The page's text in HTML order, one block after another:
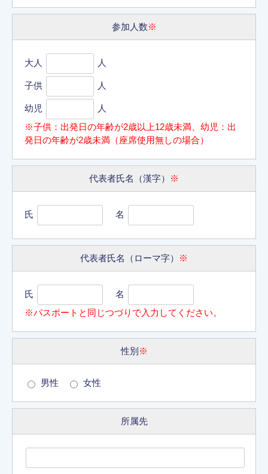
参加人数※
大人 人
子供 人
幼児
人
※子供：出発日の年齢が2歳以上12歳未満、幼児：出
発日の年齢が2歳未満（座席使用無しの場合）
代表者氏名（漢字） ※
氏 名
代表者氏名（ローマ字） ※
氏
名
※パスポートと同じつづりで入力してください。
性別 ※
男性 女性
所属先